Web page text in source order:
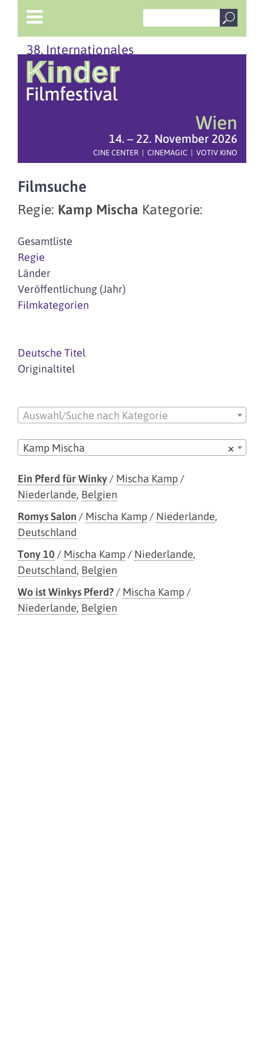
38. Internationales
Wien
14. – 22. November 2026
CINE CENTER | CINEMAGIC | VOTIV KINO
Filmsuche
Regie: Kamp Mischa Kategorie:
Gesamtliste
Regie
Länder
Veröffentlichung (Jahr)
Filmkategorien
Deutsche Titel
Originaltitel
Auswahl/Suche nach Kategorie
×
Kamp Mischa
Ein Pferd für Winky/ Mischa Kamp/
Niederlande, Belgien
Romys Salon / Mischa Kamp/ Niederlande,
Deutschland
Tony 10 / Mischa Kamp/ Niederlande,
Deutschland, Belgien
Wo ist Winkys Pferd?/ Mischa Kamp/
Niederlande, Belgien